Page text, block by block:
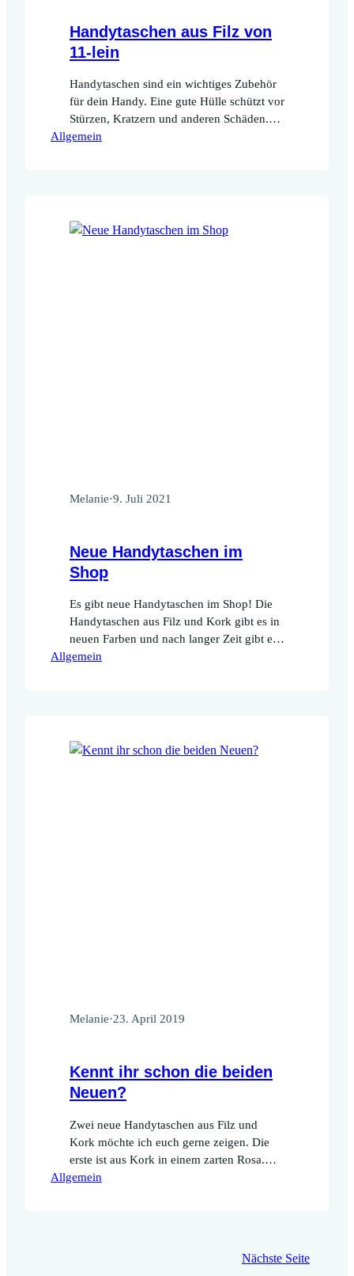
Handytaschen aus Filz von
11-lein
Handytaschen sind ein wichtiges Zubehör
für dein Handy. Eine gute Hülle schützt vor
Stürzen, Kratzern und anderen Schäden.
Handytaschen aus Filz gibt es in vielen
eine persönliche Note zu geben.
Allgemein
Melanie·9. Juli 2021
Neue Handytaschen im
Shop
Es gibt neue Handytaschen im Shop! Die
Handytaschen aus Filz und Kork gibt es in
neuen Farben und nach langer Zeit gibt es
auch wieder Handytaschen mit Print im
Allgemein
Melanie·23. April 2019
Kennt ihr schon die beiden
Neuen?
Zwei neue Handytaschen aus Filz und
Kork möchte ich euch gerne zeigen. Die
erste ist aus Kork in einem zarten Rosa.
Die Oberfläche hat einen wunderschönen
Royalblau, das ist die Trendfarbe des
Allgemein
Nächste Seite